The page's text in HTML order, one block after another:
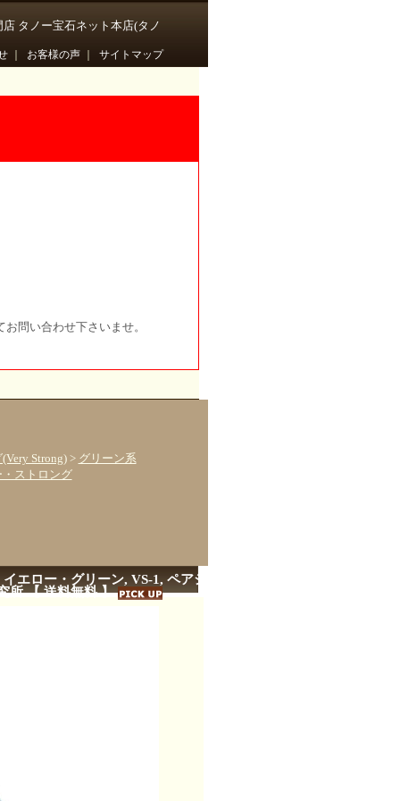
タノー宝石ネット本店(タノ
｜ お客様の声｜ サイトマップ
問い合わせ下さいませ。
Strong)> グリーン系
ストロング
エロー・グリーン, VS-1, ペアシ
所 【 送料無料 】